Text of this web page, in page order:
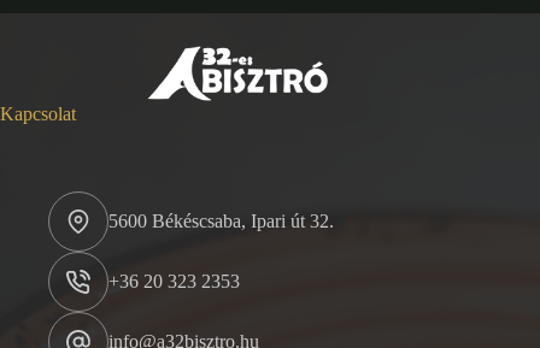
Kapcsolat
5600 Békéscsaba, Ipari út 32.
+36 20 323 2353
info@a32bisztro.hu